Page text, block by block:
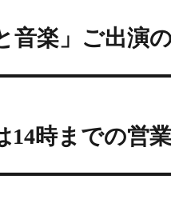
音楽」ご出演
14時までの営